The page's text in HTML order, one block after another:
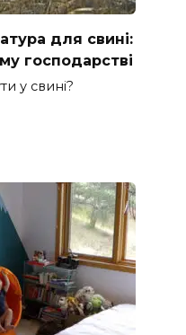
для свині:
господарстві
у свині?